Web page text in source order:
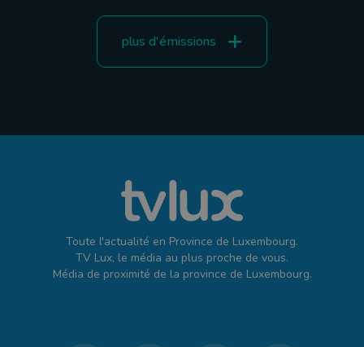
plus d'émissions
Toute l'actualité en Province de Luxembourg.
TV Lux, le média au plus proche de vous.
Média de proximité de la province de Luxembourg.